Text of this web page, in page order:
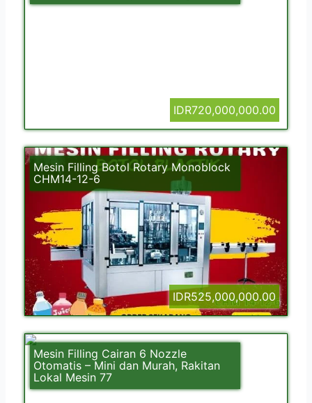
IDR720,000,000.00
Mesin Filling Botol Rotary Monoblock
CHM14-12-6
IDR525,000,000.00
Mesin Filling Cairan 6 Nozzle
Otomatis – Mini dan Murah, Rakitan
Lokal Mesin 77